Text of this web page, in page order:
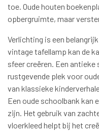
toe. Oude houten
opbergruimte, maar
Verlichting is een
vintage tafellamp kan de
sfeer creëren. Een
rustgevende plek voor
van klassieke
Een oude schoolbank kan
zijn. Het gebruik van
vloerkleed helpt bij het